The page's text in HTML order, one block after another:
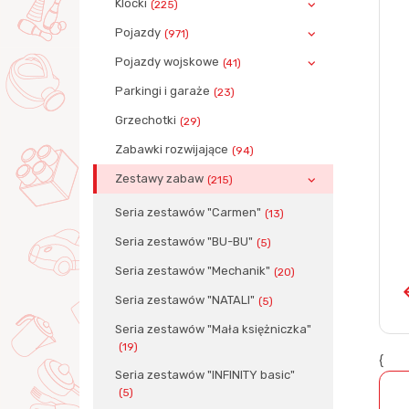
Klocki (225)
Pojazdy (971)
Pojazdy wojskowe (41)
Parkingi i garaże (23)
Grzechotki (29)
Zabawki rozwijające (94)
Zestawy zabaw (215)
Seria zestawów "Carmen" (13)
Seria zestawów "BU-BU" (5)
Seria zestawów "Mechanik" (20)
Seria zestawów "NATALI" (5)
Seria zestawów "Mała księżniczka"
(19)
Seria zestawów "INFINITY basic"
(5)
{